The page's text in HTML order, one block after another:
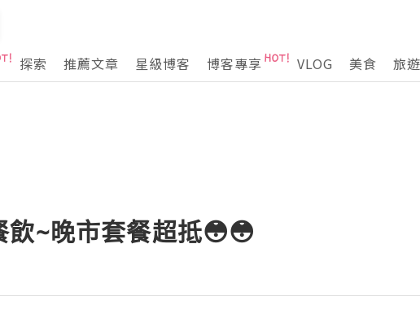
探索
推薦文章 星級博客 博客專享 VLOG 美食 旅遊
~晚市套餐超抵😳😳